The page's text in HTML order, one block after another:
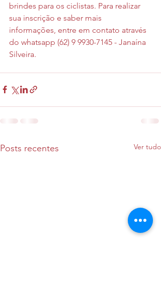
brindes para os ciclistas. Para realizar
sua inscrição e saber mais
informações, entre em contato através
do whatsapp (62) 9 9930-7145 - Janaína
Silveira.
Posts recentes Ver tudo